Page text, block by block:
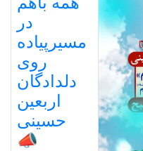
در
مسیرپیاده
روی
دلدادگان
اربعین
حسینی
📣